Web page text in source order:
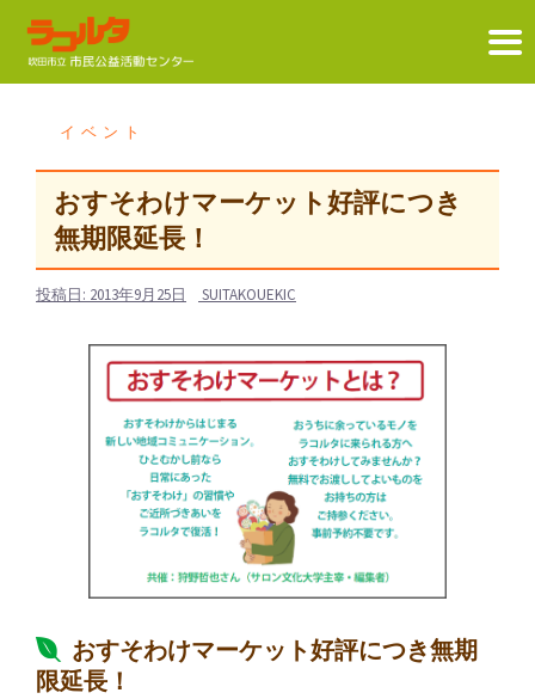
イベント
おすそわけマーケット好評につき
無期限延長！
投稿日: 2013年9月25日 SUITAKOUEKIC
おすそわけマーケット好評につき無期
限延長！